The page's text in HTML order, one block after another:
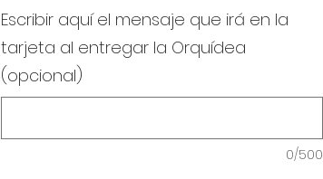
Escribir aquí el mensaje que irá en la
tarjeta al entregar la Orquídea
(opcional)
0/500